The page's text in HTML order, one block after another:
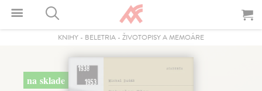
KNIHY - BELETRIA - ŽIVOTOPISY A MEMOÁRE
na sklade